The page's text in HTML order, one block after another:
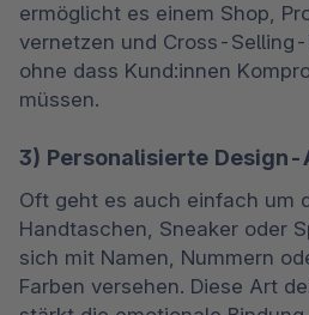
ermöglicht es einem Shop,
vernetzen und Cross-
ohne dass Kund:innen
müssen.
3) Personalisierte Design-
Oft geht es auch einfach um
Handtaschen, Sneaker oder
sich mit Namen, Nummern
Farben versehen. Diese Art